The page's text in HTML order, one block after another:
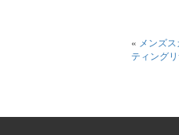
« メンズ
ティング